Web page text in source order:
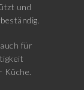
und
für
Küche.